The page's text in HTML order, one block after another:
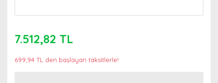
7.512,82 TL
699,94 TL den başlayan taksitlerle!